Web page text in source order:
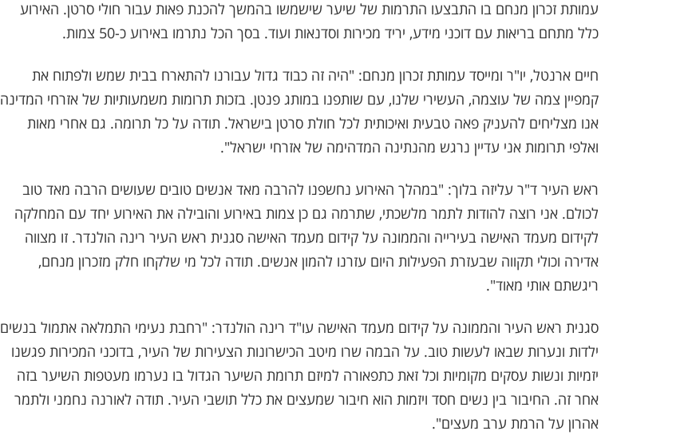
עמותת זכרון מנחם בו התבצעו התרמות של שיער שישמשו בהמשך להכנת פאות עבור חולי סרטן. האירוע
כלל מתחם בריאות עם דוכני מידע, יריד מכירות וסדנאות ועוד. בסך הכל נתרמו באירוע כ-50 צמות.
חיים ארנטל, יו"ר ומייסד עמותת זכרון מנחם: "היה זה כבוד גדול עבורנו להתארח בבית שמש ולפתוח את
קמפיין צמה של עוצמה, העשירי שלנו, עם שותפנו במותג פנטן. בזכות תרומות משמעותיות של אזרחי המדינה
אנו מצליחים להעניק פאה טבעית ואיכותית לכל חולת סרטן בישראל. תודה על כל תרומה. גם אחרי מאות
ואלפי תרומות אני עדיין נרגש מהנתינה המדהימה של אזרחי ישראל".
ראש העיר ד"ר עליזה בלוך: "במהלך האירוע נחשפנו להרבה מאד אנשים טובים שעושים הרבה מאד טוב
לכולם. אני רוצה להודות לתמר מלשכתי, שתרמה גם כן צמות באירוע והובילה את האירוע יחד עם המחלקה
לקידום מעמד האישה בעירייה והממונה על קידום מעמד האישה סגנית ראש העיר רינה הולנדר. זו מצווה
אדירה וכולי תקווה שבעזרת הפעילות היום עזרנו להמון אנשים. תודה לכל מי שלקחו חלק מזכרון מנחם,
ריגשתם אותי מאוד".
סגנית ראש העיר והממונה על קידום מעמד האישה עו"ד רינה הולנדר: "רחבת נעימי התמלאה אתמול בנשים
ילדות ונערות שבאו לעשות טוב. על הבמה שרו מיטב הכישרונות הצעירות של העיר, בדוכני המכירות פגשנו
יזמיות ונשות עסקים מקומיות וכל זאת כתפאורה למיזם תרומת השיער הגדול בו נערמו מעטפות השיער בזה
אחר זה. החיבור בין נשים חסד ויזמות הוא חיבור שמעצים את כלל תושבי העיר. תודה לאורנה נחמני ולתמר
אהרון על הרמת ערב מעצים".